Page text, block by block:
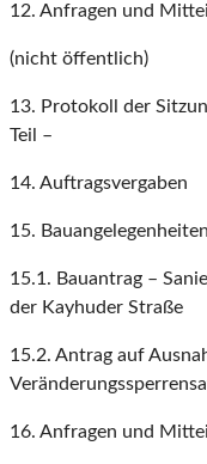
12. Anfragen und
(nicht öffentlich)
13. Protokoll der
Teil –
14. Auftragsvergaben
15. Bauangelegenheiten
15.1. Bauantrag –
der Kayhuder Straße
15.2. Antrag auf
16. Anfragen und